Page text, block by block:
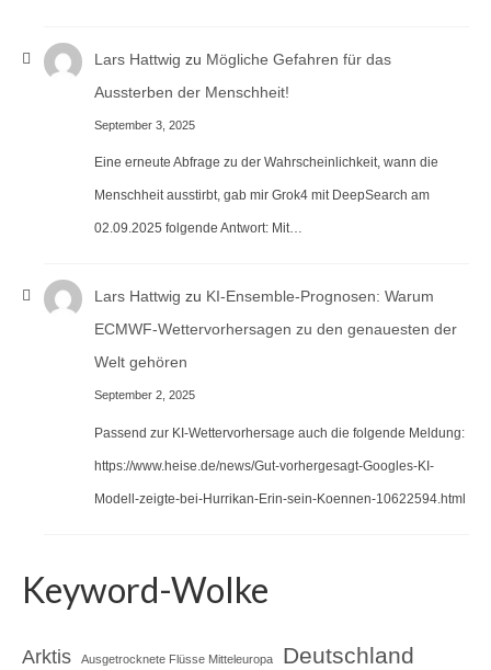
Lars Hattwig zu Mögliche Gefahren für das
Aussterben der Menschheit!
September 3, 2025
Eine erneute Abfrage zu der Wahrscheinlichkeit, wann die
Menschheit ausstirbt, gab mir Grok4 mit DeepSearch am
02.09.2025 folgende Antwort: Mit…
Lars Hattwig zu KI-Ensemble-Prognosen: Warum
ECMWF-Wettervorhersagen zu den genauesten der
Welt gehören
September 2, 2025
Passend zur KI-Wettervorhersage auch die folgende Meldung:
https://www.heise.de/news/Gut-vorhergesagt-Googles-KI-
Modell-zeigte-bei-Hurrikan-Erin-sein-Koennen-10622594.html
Keyword-Wolke
Arktis Ausgetrocknete Flüsse Mitteleuropa Deutschland